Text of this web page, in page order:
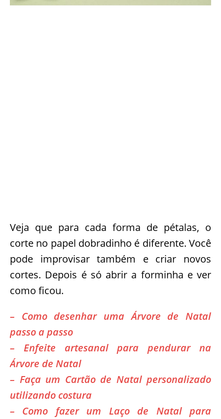
Veja que para cada forma de pétalas, o
corte no papel dobradinho é diferente. Você
pode improvisar também e criar novos
cortes. Depois é só abrir a forminha e ver
como ficou.
– Como desenhar uma Árvore de Natal
passo a passo
– Enfeite artesanal para pendurar na
Árvore de Natal
– Faça um Cartão de Natal personalizado
utilizando costura
– Como fazer um Laço de Natal para